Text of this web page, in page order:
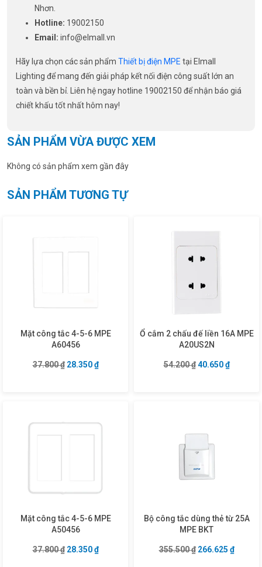
Nhơn.
Hotline: 19002150
Email: info@elmall.vn
Hãy lựa chọn các sản phẩm Thiết bị điện MPE tại Elmall
Lighting để mang đến giải pháp kết nối điện công suất lớn an
toàn và bền bỉ. Liên hệ ngay hotline 19002150 để nhận báo giá
chiết khấu tốt nhất hôm nay!
SẢN PHẨM VỪA ĐƯỢC XEM
Không có sản phẩm xem gần đây
SẢN PHẨM TƯƠNG TỰ
Mặt công tắc 4-5-6 MPE
A60456
37.800₫ Giá gốc là: 37.800 ₫.
28.350₫Giá hiện tại là: 28.350 ₫.
Ổ cắm 2 chấu đế liền 16A MPE
A20US2N
54.200₫ Giá gốc là:
40.650₫Giá hiện
Mặt công tắc 4-5-6 MPE
A50456
37.800₫ Giá gốc là: 37.800 ₫.
28.350₫Giá hiện tại là: 28.350 ₫.
Bộ công tắc dùng thẻ từ 25A
MPE BKT
355.500₫ Giá gốc là:
266.625 ₫Giá